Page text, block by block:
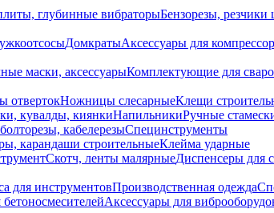
глубинные вибраторыБензорезы, резчики
ДомкратыАксессуары для
маски, аксессуарыКомплектующие для
отвертокНожницы слесарныеКлещи
кувалды, киянкиНапильникиРучные
кабелерезыСпецинструменты
карандаши строительныеКлейма ударные
Скотч, ленты малярныеДиспенсеры для
для инструментовПроизводственная одежда
Аксессуары для